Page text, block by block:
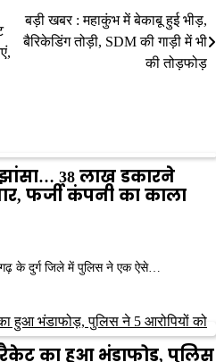
बड़ी खबर : महाकुंभ में बेकाबू हुई भीड़,
बैरिकेडिंग तोड़ी, SDM की गाड़ी में भी
की तोड़फोड़
38 लाख डकारने
फर्जी कंपनी का काला
के दुर्ग जिले में पुलिस ने एक ऐसे…
का हुआ भंडाफोड़, पुलिस